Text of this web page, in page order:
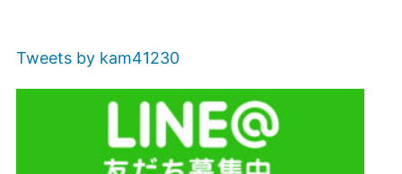
Tweets by kam41230